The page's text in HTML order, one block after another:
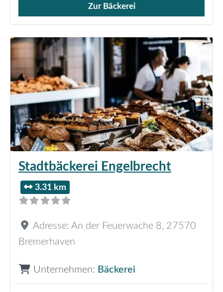
Verkauf von Brötchen,
Zur Bäckerei
Stadtbäckerei Engelbrecht
3.31 km
Adresse: An der Feuerwache 8, 27570
Bremerhaven
Unternehmen: Bäckerei